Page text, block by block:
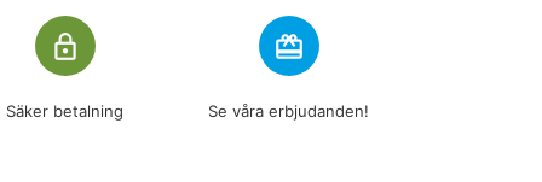
lock_outline
Säker betalning
redeem
Se våra erbjudanden!